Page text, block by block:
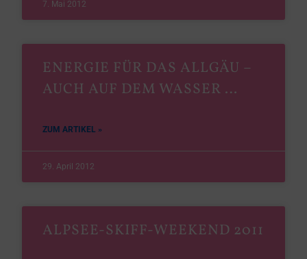
7. Mai 2012
ENERGIE FÜR DAS ALLGÄU –
AUCH AUF DEM WASSER …
ZUM ARTIKEL »
29. April 2012
ALPSEE-SKIFF-WEEKEND 2011